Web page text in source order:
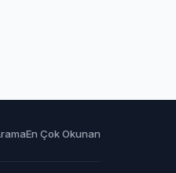
En Çok Okunan